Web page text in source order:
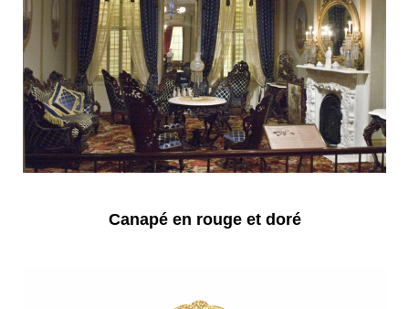
Canapé en rouge et doré